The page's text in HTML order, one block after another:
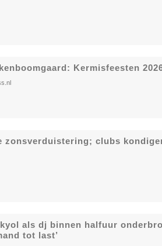
Kermisfeesten
zonsverduistering; clubs
als dj binnen halfuur
tot last’